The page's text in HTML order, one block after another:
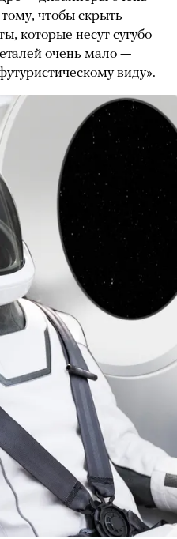
чтобы скрыть
которые несут сугубо
очень мало —
виду».